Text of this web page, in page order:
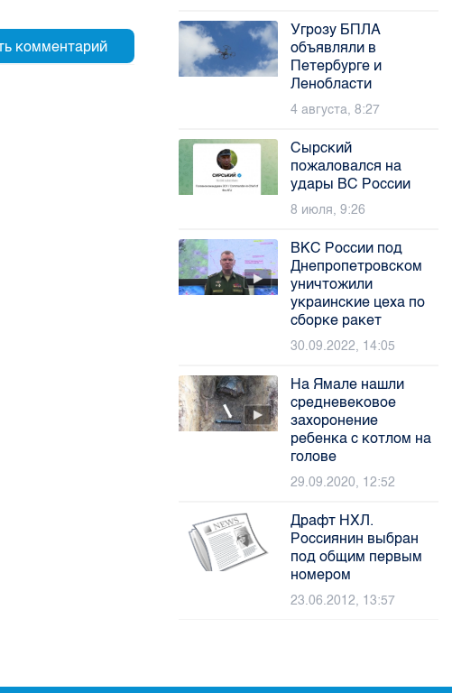
Угрозу БПЛА
объявляли в
Петербурге и
Ленобласти
4 августа, 8:27
Сырский
пожаловался на
удары ВС России
8 июля, 9:26
ВКС России под
Днепропетровском
уничтожили
украинские цеха по
сборке ракет
30.09.2022, 14:05
На Ямале нашли
средневековое
захоронение
ребенка с котлом на
голове
29.09.2020, 12:52
Драфт НХЛ.
Россиянин выбран
под общим первым
номером
23.06.2012, 13:57